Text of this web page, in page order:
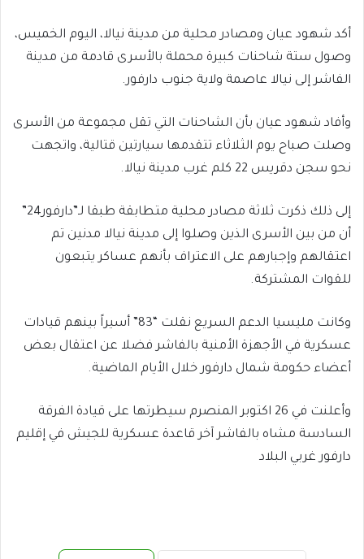
أكد شهود عيان ومصادر محلية من مدينة نيالا، اليوم الخميس،
وصول ستة شاحنات كبيرة محملة بالأسرى قادمة من مدينة
الفاشر إلى نيالا عاصمة ولاية جنوب دارفور.
وأفاد شهود عيان بأن الشاحنات التي تقل مجموعة من الأسرى
وصلت صباح يوم الثلاثاء تتقدمها سيارتين قتالية، واتجهت
نحو سجن دقريس 22 كلم غرب مدينة نيالا.
إلى ذلك ذكرت ثلاثة مصادر محلية متطابقة طبقا لـ”دارفور24”
أن من بين الأسرى الذين وصلوا إلى مدينة نيالا مدنين تم
اعتقالهم وإجبارهم على الاعتراف بأنهم عساكر يتبعون
للقوات المشتركة.
وكانت مليسيا الدعم السريع نقلت “83” أسيراً بينهم قيادات
عسكرية في الأجهزة الأمنية بالفاشر فضلا عن اعتقال بعض
أعضاء حكومة شمال دارفور خلال الأيام الماضية.
وأعلنت في 26 اكتوبر المنصرم سيطرتها على قيادة الفرقة
السادسة مشاه بالفاشر آخر قاعدة عسكرية للجيش في إقليم
دارفور غربي البلاد